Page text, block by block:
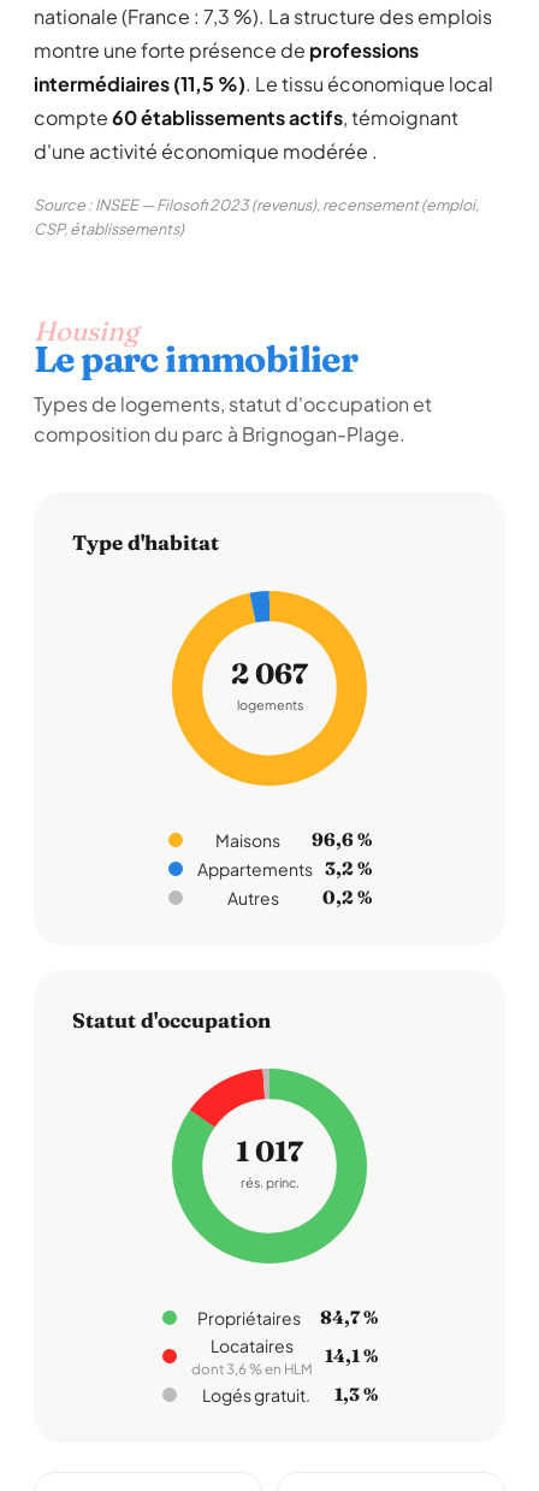
nationale (France : 7,3 %). La structure des emplois
montre une forte présence de professions
intermédiaires (11,5 %). Le tissu économique local
compte60 établissements actifs, témoignant
d'une activité économique modérée .
Source : INSEE — Filosofi 2023 (revenus), recensement (emploi,
CSP, établissements)
Housing
Le parc immobilier
Types de logements, statut d'occupation et
composition du parc à Brignogan-Plage.
Type d'habitat
2 067
logements
Maisons 96,6 %
Appartements 3,2 %
Autres 0,2 %
Statut d'occupation
1 017
rés. princ.
Propriétaires 84,7 %
Locataires
dont 3,6 % en HLM
14,1 %
Logés gratuit. 1,3 %